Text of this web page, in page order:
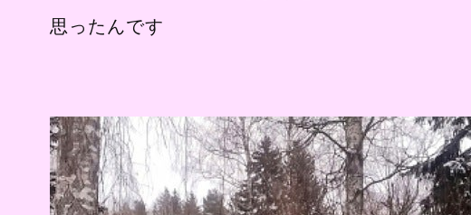
思ったんです